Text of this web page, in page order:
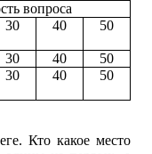
вопроса
30 40 50
30 40
50
30 40 50
Кто какое место